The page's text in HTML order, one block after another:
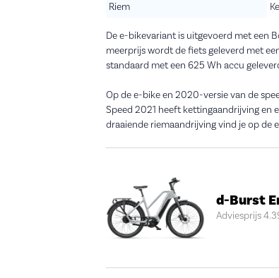
Riem
De e-bikevariant is uitgevoerd met een
meerprijs wordt de fiets geleverd met
standaard met een 625 Wh accu
Op de e-bike en 2020-versie van de
Speed 2021 heeft kettingaandrijving en
draaiende riemaandrijving vind je op de
d-Burst
Adviesprijs